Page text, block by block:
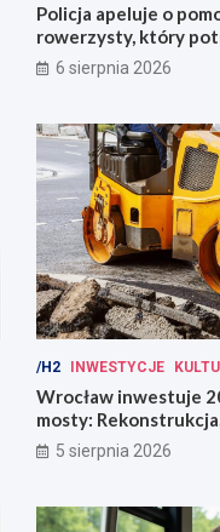
Policja apeluje o
rowerzysty, który
6 sierpnia 2026
/H2 INWESTYCJE
Wrocław inwestuje
mosty:
miasto!
5 sierpnia 2026